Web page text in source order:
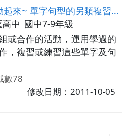
來~ 單字句型的另類複習法
中 國中7-9年級
或合作的活動，運用學過的
，複習或練習這些單字及句
數78
修改日期：2011-10-05